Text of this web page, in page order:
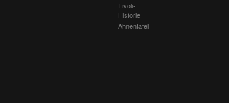
Tivoli-
Historie
Ahnentafel